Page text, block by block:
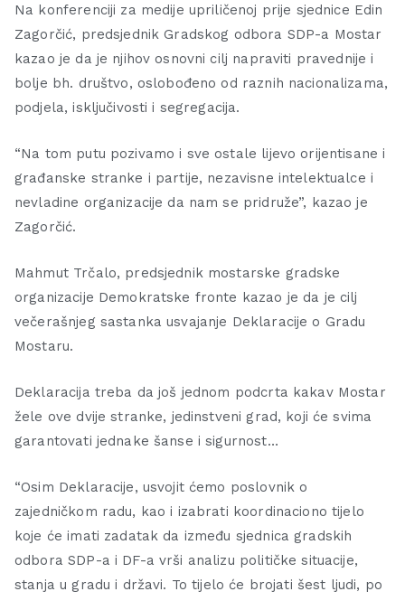
Na konferenciji za medije upriličenoj prije sjednice Edin
Zagorčić, predsjednik Gradskog odbora SDP-a Mostar
kazao je da je njihov osnovni cilj napraviti pravednije i
bolje bh. društvo, oslobođeno od raznih nacionalizama,
podjela, isključivosti i segregacija.
“Na tom putu pozivamo i sve ostale lijevo orijentisane i
građanske stranke i partije, nezavisne intelektualce i
nevladine organizacije da nam se pridruže”, kazao je
Zagorčić.
Mahmut Trčalo, predsjednik mostarske gradske
organizacije Demokratske fronte kazao je da je cilj
večerašnjeg sastanka usvajanje Deklaracije o Gradu
Mostaru.
Deklaracija treba da još jednom podcrta kakav Mostar
žele ove dvije stranke, jedinstveni grad, koji će svima
garantovati jednake šanse i sigurnost…
“Osim Deklaracije, usvojit ćemo poslovnik o
zajedničkom radu, kao i izabrati koordinaciono tijelo
koje će imati zadatak da između sjednica gradskih
odbora SDP-a i DF-a vrši analizu političke situacije,
stanja u gradu i državi. To tijelo će brojati šest ljudi, po